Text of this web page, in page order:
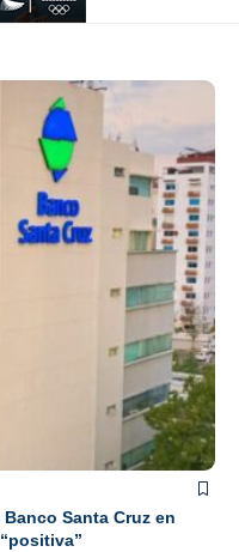
Santa Cruz en